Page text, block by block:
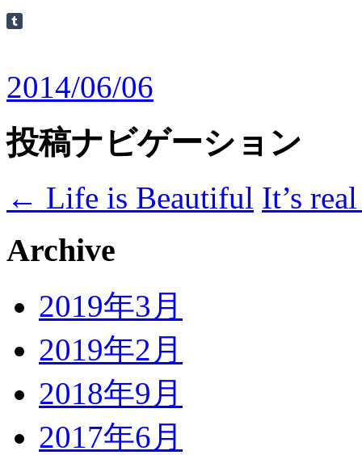
2014/06/06
投稿ナビゲーション
← Life is Beautiful It’s
Archive
2019年3月
2019年2月
2018年9月
2017年6月